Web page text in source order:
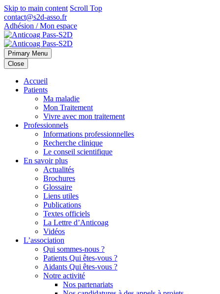
Skip to main content Scroll Top
contact@s2d-asso.fr
Adhésion / Mon espace
Primary Menu
Close
Accueil
Patients
Ma maladie
Mon Traitement
Vivre avec mon traitement
Professionnels
Informations professionnelles
Recherche clinique
Le conseil scientifique
En savoir plus
Actualités
Brochures
Glossaire
Liens utiles
Publications
Textes officiels
La Lettre d’Anticoag
Vidéos
L’association
Qui sommes-nous ?
Patients Qui êtes-vous ?
Aidants Qui êtes-vous ?
Notre activité
Nos partenariats